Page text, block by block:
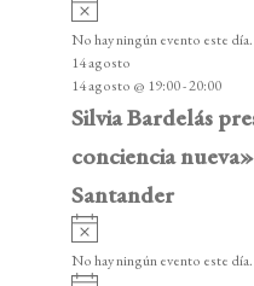
o
v
i
s
o
No hay ningún evento este día.
14 agosto
14 agosto @ 19:00-20:00
Silvia Bardelás
conciencia
Santander
v
i
No hay ningún evento este día.